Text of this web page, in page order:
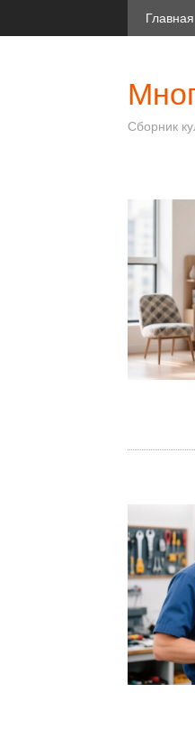
Главная
Сборник